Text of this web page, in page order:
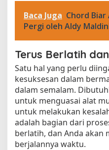
Baca Juga Chord Biar
Pergi oleh Aldy
Terus Berlatih
Satu hal yang perlu
kesuksesan dalam
dalam semalam.
untuk menguasai alat
untuk melakukan
adalah bagian dari
berlatih, dan Anda akan
berjalannya waktu.